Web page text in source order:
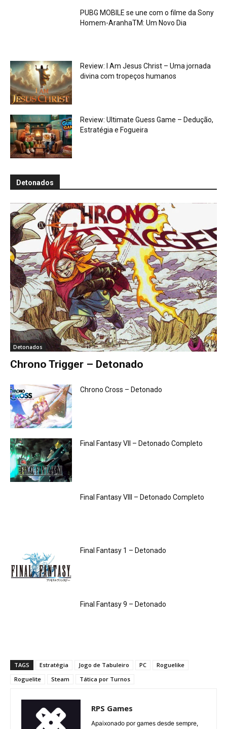
PUBG MOBILE se une com o filme da Sony
Homem-AranhaTM: Um Novo Dia
Review: I Am Jesus Christ – Uma jornada
divina com tropeços humanos
Review: Ultimate Guess Game – Dedução,
Estratégia e Fogueira
Detonados
Detonados
Chrono Trigger – Detonado
Chrono Cross – Detonado
Final Fantasy VII – Detonado Completo
Final Fantasy VIII – Detonado Completo
Final Fantasy 1 – Detonado
Final Fantasy 9 – Detonado
TAGS Estratégia Jogo de Tabuleiro PC
Roguelike
Roguelite
Steam Tática por Turnos
RPS Games
Apaixonado por games desde sempre,